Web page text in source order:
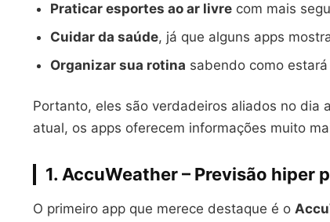
Praticar esportes ao ar livre com mais
Cuidar da saúde, já que alguns apps
Organizar sua rotina sabendo como
Portanto, eles são verdadeiros aliados no dia
atual, os apps oferecem informações muito
1. AccuWeather– Previsão hiper
O primeiro app que merece destaque é o